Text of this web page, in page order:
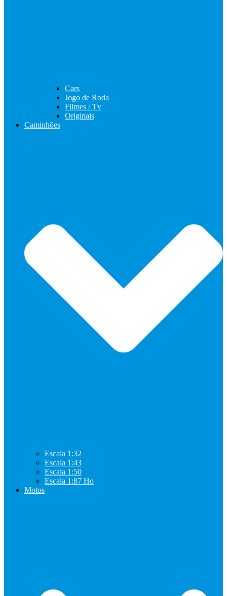
Cars
Jogo de Roda
Filmes / Tv
Originais
Caminhões
Escala 1:32
Escala 1:43
Escala 1:50
Escala 1:87 Ho
Motos